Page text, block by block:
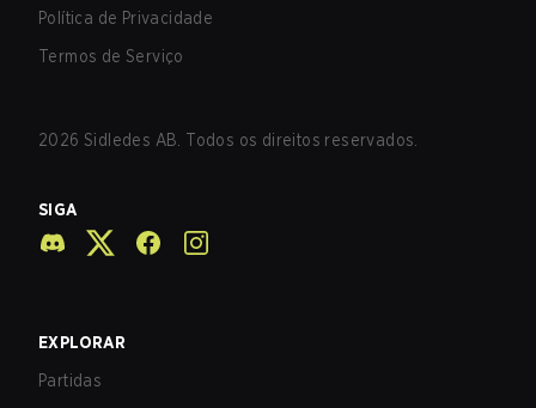
Política de Privacidade
Termos de Serviço
2026 Sidledes AB. Todos os direitos reservados.
SIGA
EXPLORAR
Partidas